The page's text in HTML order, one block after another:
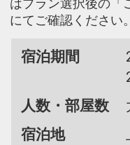
はプラン選択後の「
にてご確認ください。
宿泊期間
人数・部屋数
宿泊地